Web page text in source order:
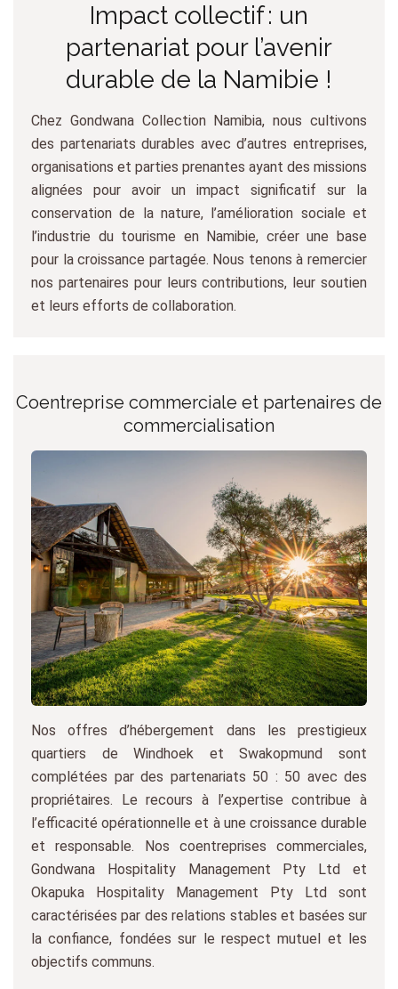
Impact collectif : un
partenariat pour l’avenir
durable de la Namibie !
Chez Gondwana Collection Namibia, nous cultivons
des partenariats durables avec d’autres entreprises,
organisations et parties prenantes ayant des missions
alignées pour avoir un impact significatif sur la
conservation de la nature, l’amélioration sociale et
l’industrie du tourisme en Namibie, créer une base
pour la croissance partagée. Nous tenons à remercier
nos partenaires pour leurs contributions, leur soutien
et leurs efforts de collaboration.
Coentreprise commerciale et partenaires de
commercialisation
Nos offres d’hébergement dans les prestigieux
quartiers de Windhoek et Swakopmund sont
complétées par des partenariats 50 : 50 avec des
propriétaires. Le recours à l’expertise contribue à
l’efficacité opérationnelle et à une croissance durable
et responsable. Nos coentreprises commerciales,
Gondwana Hospitality Management Pty Ltd et
Okapuka Hospitality Management Pty Ltd sont
caractérisées par des relations stables et basées sur
la confiance, fondées sur le respect mutuel et les
objectifs communs.